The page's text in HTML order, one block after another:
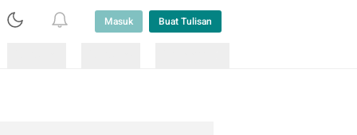
Masuk Buat Tulisan